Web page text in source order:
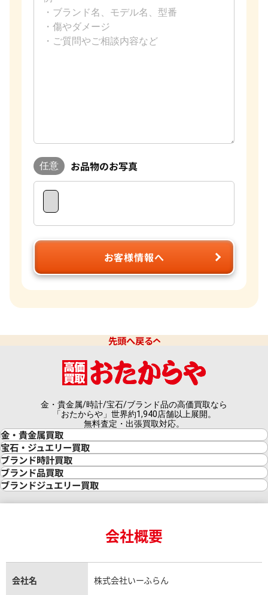
任意 お品物のお写真
お客様情報へ
先頭へ戻る
金・貴金属/時計/宝石/ブランド品の高価買取なら
「おたからや」世界約1,940店舗以上展開。
無料査定・出張買取対応。
金・貴金属買取
金買取
金の相場価格情報
金の参考買取価格一覧
インゴット買取
インゴットの相場価格情報
24金買取
金貨買取
貴金属買取
宝石・ジュエリー買取
宝石・ジュエリー買取
ダイヤモンド買取
ダイヤモンド・宝石の参考価格一覧
リング・結婚指輪買取
エメラルド買取
トパーズ買取
タンザナイト買取
ブランド時計買取
時計買取
ロレックス買取
ロレックス デイトナ買取
ロレックス サブマリーナー買取
ロレックス エクスプローラー買取
ロレックス デイトジャスト買取
パテック フィリップノーチラス買取
ブランド品買取
ブランド買取
シャネル マトラッセ買取
ブランドジュエリー買取
ヴァンクリーフ＆アーペル買取
ショーメ買取
会社概要
会社名 株式会社いーふらん